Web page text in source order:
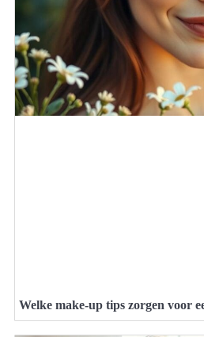
Welke make-up tips zorgen voor